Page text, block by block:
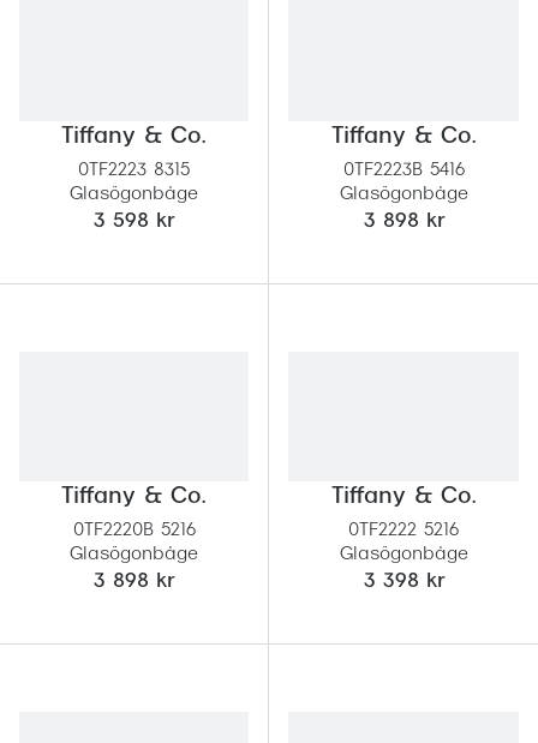
Tiffany & Co.
0TF2223 8315
Glasögonbåge
3 598 kr
Tiffany & Co.
0TF2223B 5416
Glasögonbåge
3 898 kr
Tiffany & Co.
0TF2220B 5216
Glasögonbåge
3 898 kr
Tiffany & Co.
0TF2222 5216
Glasögonbåge
3 398 kr